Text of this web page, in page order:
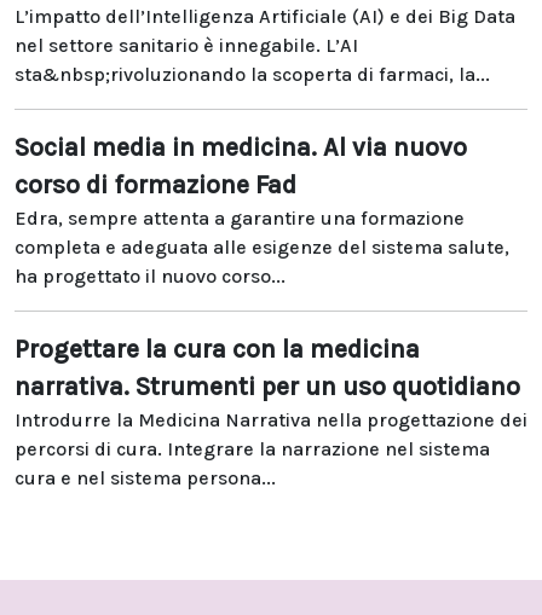
L’impatto dell’Intelligenza Artificiale (AI) e dei Big Data
nel settore sanitario è innegabile. L’AI
sta&nbsp;rivoluzionando la scoperta di farmaci, la...
Social media in medicina. Al via nuovo
corso di formazione Fad
Edra, sempre attenta a garantire una formazione
completa e adeguata alle esigenze del sistema salute,
ha progettato il nuovo corso...
Progettare la cura con la medicina
narrativa. Strumenti per un uso quotidiano
Introdurre la Medicina Narrativa nella progettazione dei
percorsi di cura. Integrare la narrazione nel sistema
cura e nel sistema persona...